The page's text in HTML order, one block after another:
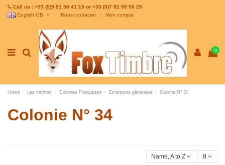
Call us : +33 (0)9 51 98 41 15 or +33 (0)7 81 99 96 25
English GB
Nous contacter Mon compte
0
Home Les timbres Colonies Françaises Emissions gènèrales Colonie N° 34
Colonie N° 34
Name, A to Z 8